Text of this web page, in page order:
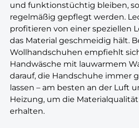
und funktionstüchtig bleiben,
regelmäßig gepflegt werden.
profitieren von einer speziellen
das Material geschmeidig hält.
Wollhandschuhen empfiehlt
Handwäsche mit lauwarmem
darauf, die Handschuhe immer
lassen – am besten an der Luft
Heizung, um die
erhalten.